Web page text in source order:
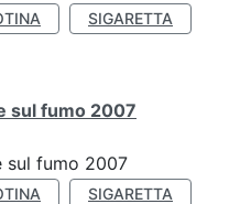
SIGARETTA
sul fumo 2007
sul fumo 2007
SIGARETTA